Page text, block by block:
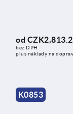
od
bez DPH
plus náklady na
K0853